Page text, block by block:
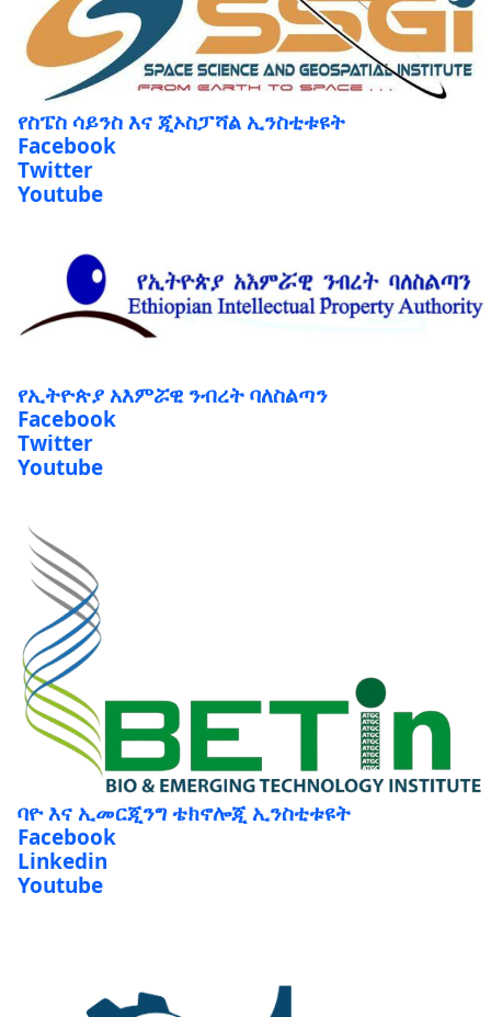
የስፔስ ሳይንስ እና ጂኦስፓሻል ኢንስቲቱዩት
Facebook
Twitter
Youtube
የኢትዮጵያ አእምሯዊ ንብረት ባለስልጣን
Facebook
Twitter
Youtube
ባዮ እና ኢመርጂንግ ቴክኖሎጂ ኢንስቲቱዩት
Facebook
Linkedin
Youtube